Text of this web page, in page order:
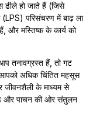
ढीले हो जाते हैं (जिसे
(LPS) परिसंचरण में बाढ़ ला
मस्तिष्क के कार्य को
तनावग्रस्त हैं, तो गट
अधिक चिंतित महसूस
के माध्यम से
और पाचन की ओर संतुलन